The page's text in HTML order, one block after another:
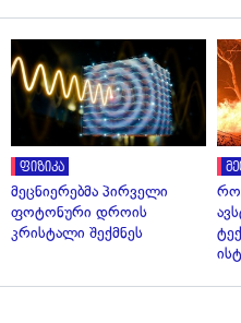
ფიზიკა
მეცნიერებმა პირველი
ფოტონური დროის
კრისტალი შექმნეს